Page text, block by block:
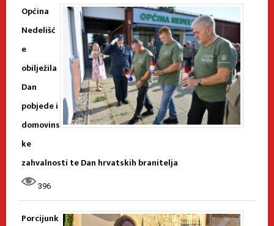
Općina
Nedelišć
e
obilježila
Dan
pobjede i
domovins
ke
zahvalnosti te Dan hrvatskih branitelja
396
Porcijunk